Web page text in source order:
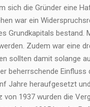
sich die Gründer eine
war ein
Grundkapitals bestand.
Zudem war eine
sollten damit solange
beherrschende Einfluss
Jahre heraufgesetzt
1937 wurden die